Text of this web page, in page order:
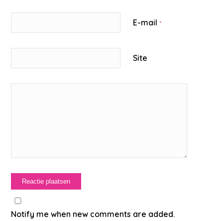
E-mail*
Site
Notify me when new comments are added.